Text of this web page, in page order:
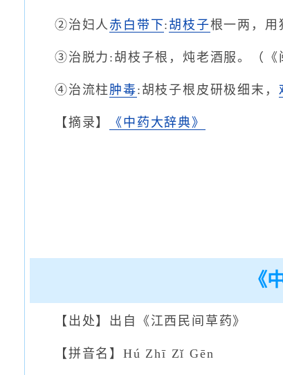
②治妇人 赤白带下 : 胡枝子根一两，用
③治脱力:胡枝子根，炖老酒服。（《
④治流柱肿毒:胡枝子根皮研极细末，
【摘录】 《中药大辞典》
《
【出处】出自《江西民间草药》
【拼音名】Hú Zhī Zǐ Gēn